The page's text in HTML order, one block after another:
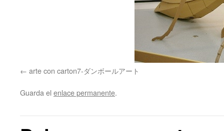
arte con carton7-ダンボールアート
Guarda el enlace permanente.